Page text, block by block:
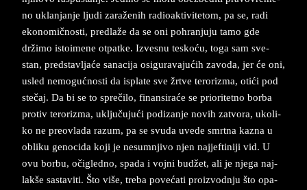
no uklan­jan­je lju­di zaraženih ra­di­o­ak­tivi­te­tom, pa se, radi
eko­no­mično­sti, pred­laže da se oni po­hran­ju­ju tamo gde
držimo isto­i­me­ne ot­pat­ke. Iz­ve­snu te­skoću, toga sam sve­
stan, pred­stav­ljaće sa­na­ci­ja osi­gu­ra­va­jućih za­vo­da, jer će oni,
usled ne­mo­gućno­sti da is­pla­te sve žrtve te­ro­ri­zma, otići pod
stečaj. Da bi se to sprečilo, fi­nan­si­raće se pri­o­ri­tet­no bor­ba
pro­tiv te­ro­ri­zma, uključujući po­di­zan­je no­vih za­tvo­ra, uko­li­
ko ne pre­o­vla­da ra­zum, pa se svu­da uve­de smrt­na ka­zna u
ob­li­ku ge­no­ci­da koji je ne­sum­nji­vo njen naj­jef­ti­ni­ji vid. U
ovu bor­bu, očigled­no, spa­da i voj­ni budžet, ali je nje­ga naj­
lakše sa­sta­vi­ti. Što­ vi­še, tre­ba povećati pro­iz­vod­nju što opa­